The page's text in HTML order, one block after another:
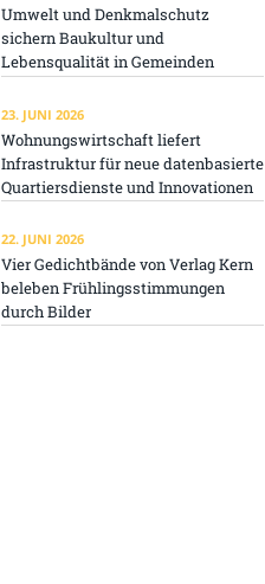
Umwelt und Denkmalschutz
sichern Baukultur und
Lebensqualität in Gemeinden
23. JUNI 2026
Wohnungswirtschaft liefert
Infrastruktur für neue datenbasierte
Quartiersdienste und Innovationen
22. JUNI 2026
Vier Gedichtbände von Verlag Kern
beleben Frühlingsstimmungen
durch Bilder